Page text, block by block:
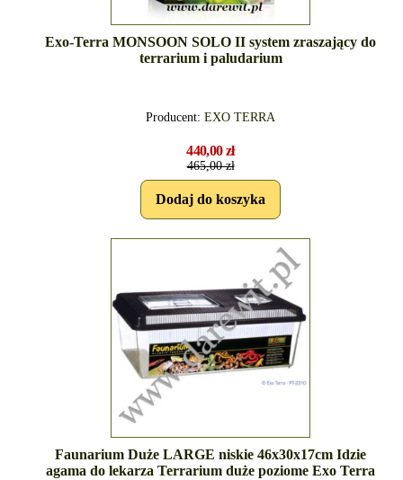
Exo-Terra MONSOON SOLO II system zraszający do
terrarium i paludarium
Producent: EXO TERRA
440,00 zł
465,00 zł
Faunarium Duże LARGE niskie 46x30x17cm Idzie
agama do lekarza Terrarium duże poziome Exo Terra